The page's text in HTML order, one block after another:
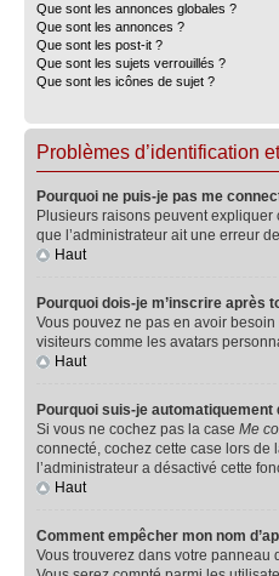
Que sont les annonces globales ?
Que sont les annonces ?
Que sont les post-it ?
Que sont les sujets verrouillés ?
Que sont les icônes de sujet ?
Problèmes d’identification
Pourquoi ne puis-je pas me
Plusieurs raisons peuvent expliquer
que l’administrateur ait une erreur
Haut
Pourquoi dois-je m’inscrire après
Vous pouvez ne pas en avoir
visiteurs comme les avatars
Haut
Pourquoi suis-je automatiquement
Si vous ne cochez pas la case Me
connecté, cochez cette case lors de
l’administrateur a désactivé cette
Haut
Comment empêcher mon nom
Vous trouverez dans votre panneau